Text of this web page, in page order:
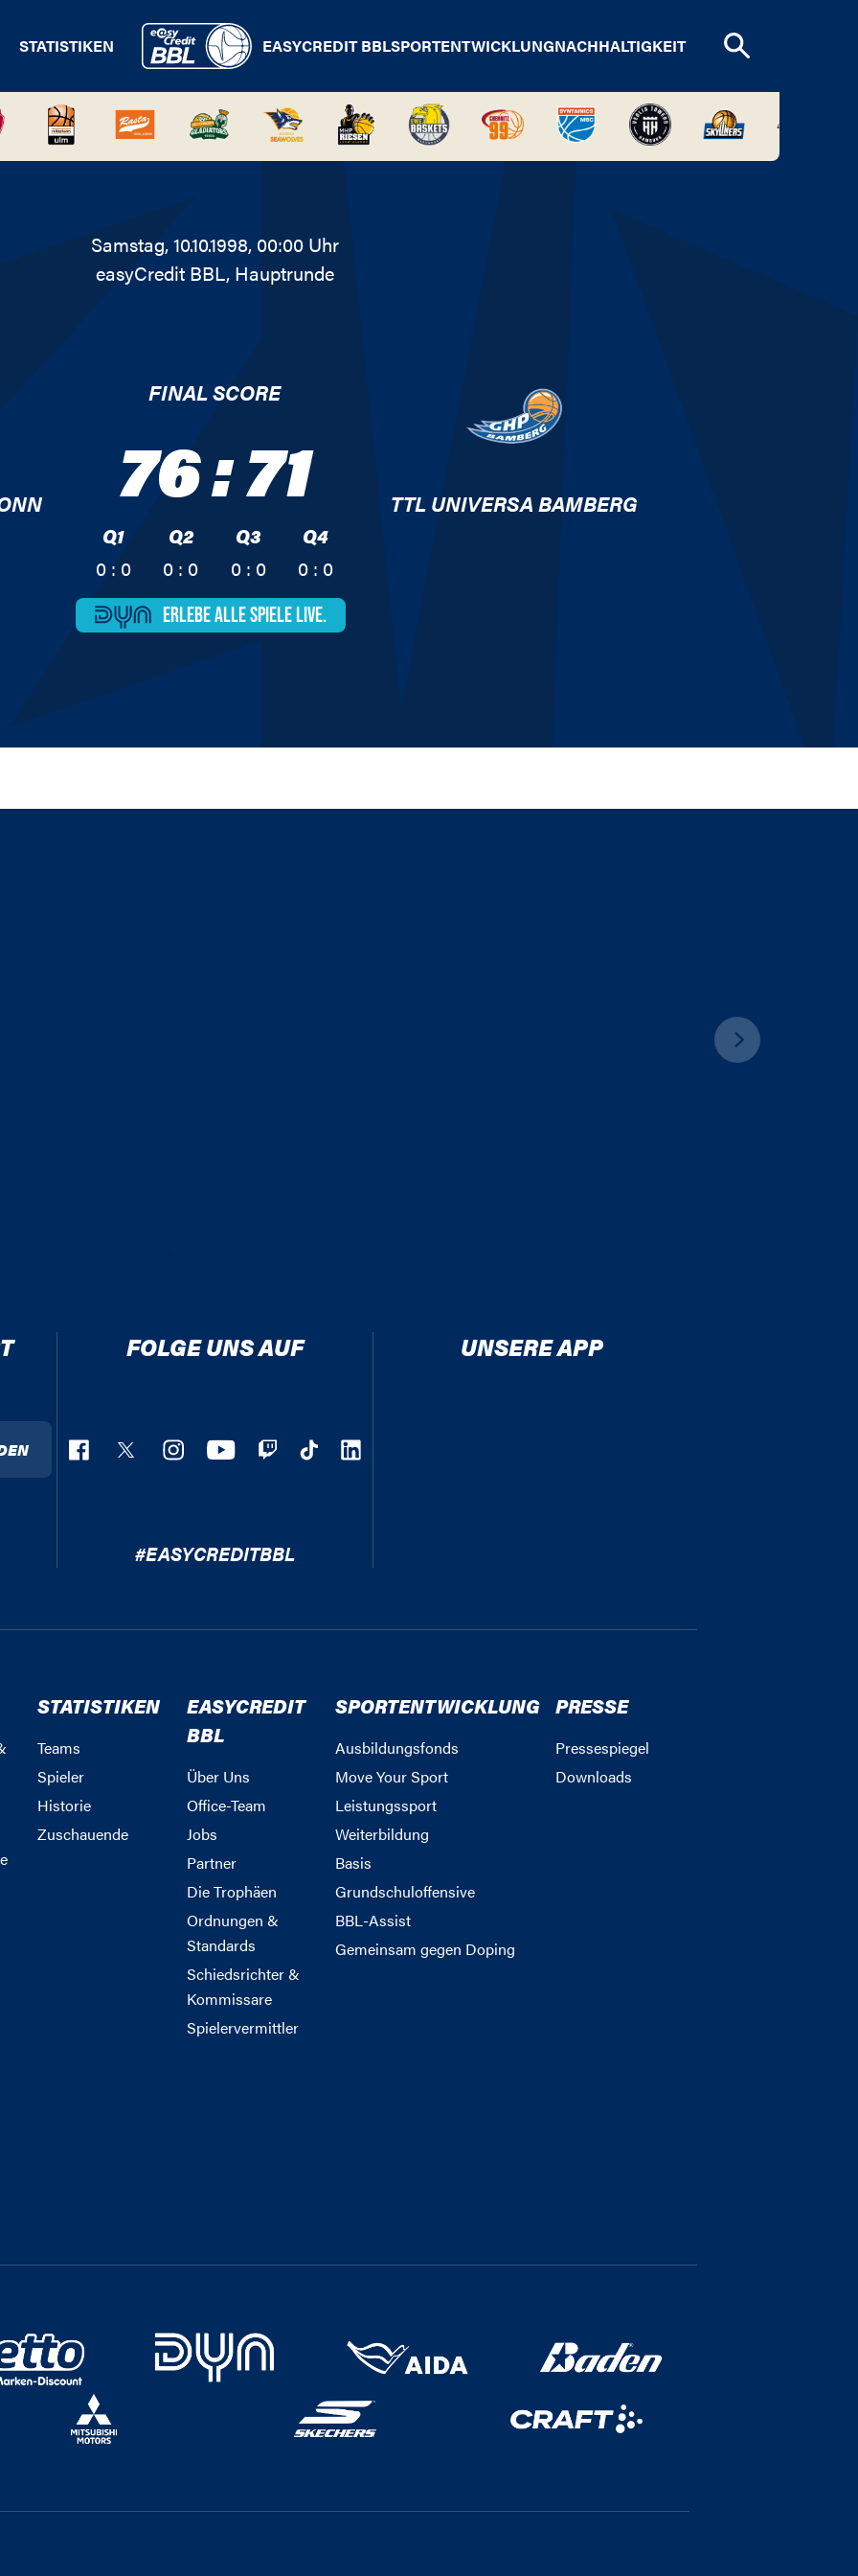
STATISTIKEN EASYCREDIT BBLSPORTENTWICKLUNGNACHHALTIGKEIT
Samstag, 10.10.1998, 00:00 Uhr
easyCredit BBL, Hauptrunde
FINAL SCORE
76:71
Q1
0 : 0
Q2
0 : 0
Q3
0 : 0
Q4
0 : 0
TTL UNIVERSA BAMBERG
ERLEBE ALLESPIELE LIVE.
FOLGE UNS AUF
#EASYCREDITBBL
UNSERE APP
STATISTIKEN
Teams
Spieler
Historie
Zuschauende
EASYCREDIT
BBL
Über Uns
Office-Team
Jobs
Partner
Die Trophäen
Ordnungen &
Standards
Schiedsrichter &
Kommissare
Spielervermittler
SPORTENTWICKLUNG
Ausbildungsfonds
Move Your Sport
Leistungssport
Weiterbildung
Basis
Grundschuloffensive
BBL-Assist
Gemeinsam gegen Doping
PRESSE
Pressespiegel
Downloads